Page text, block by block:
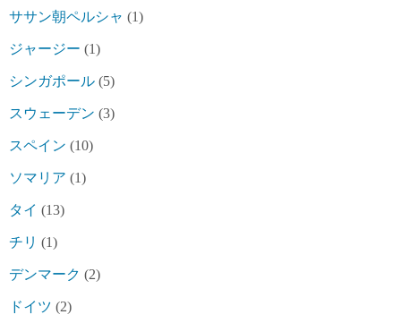
ササン朝ペルシャ (1)
ジャージー (1)
シンガポール (5)
スウェーデン (3)
スペイン (10)
ソマリア (1)
タイ (13)
チリ (1)
デンマーク (2)
ドイツ (2)